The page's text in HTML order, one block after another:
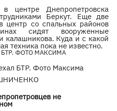
центре Днепропетровска
Беркут. Еще две
центр со спальных районов
сидят вооруженные
калашникова. Куда и с какой
техника пока не известно.
БТР. Фото Максима
не